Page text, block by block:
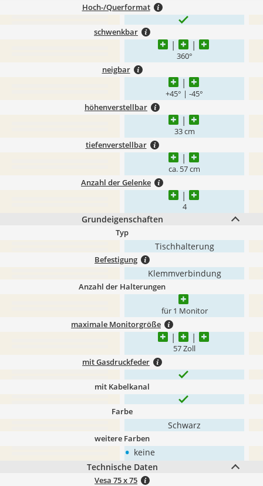
Hoch-/Querformat
schwenkbar
360°
neigbar
+45° | -45°
höhenverstellbar
33 cm
tiefenverstellbar
ca. 57 cm
Anzahl der Gelenke
4
Grundeigenschaften
Typ
Tischhalterung
Befestigung
Klemmverbindung
Anzahl der Halterungen
für 1 Monitor
maximale Monitorgröße
57 Zoll
mit Gasdruckfeder
mit Kabelkanal
Farbe
Schwarz
weitere Farben
• keine
Technische Daten
Vesa 75 x 75